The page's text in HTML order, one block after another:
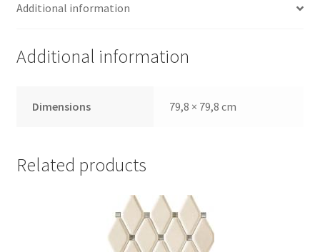
Additional information
Additional information
Dimensions 79,8 × 79,8 cm
Related products